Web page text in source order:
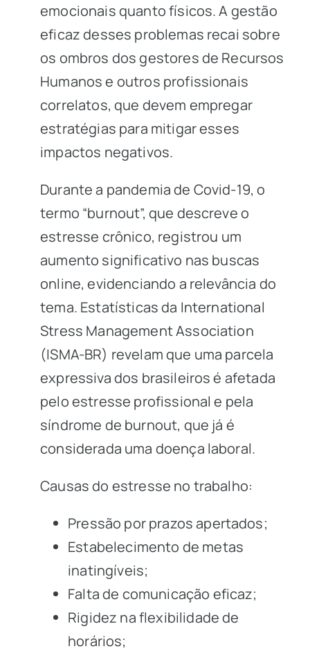
emocionais quanto físicos. A gestão
eficaz desses problemas recai sobre
os ombros dos gestores de Recursos
Humanos e outros profissionais
correlatos, que devem empregar
estratégias para mitigar esses
impactos negativos.
Durante a pandemia de Covid-19, o
termo “burnout”, que descreve o
estresse crônico, registrou um
aumento significativo nas buscas
online, evidenciando a relevância do
tema. Estatísticas da International
Stress Management Association
(ISMA-BR) revelam que uma parcela
expressiva dos brasileiros é afetada
pelo estresse profissional e pela
síndrome de burnout, que já é
considerada uma doença laboral.
Causas do estresse no trabalho:
Pressão por prazos apertados;
Estabelecimento de metas
inatingíveis;
Falta de comunicação eficaz;
Rigidez na flexibilidade de
horários;